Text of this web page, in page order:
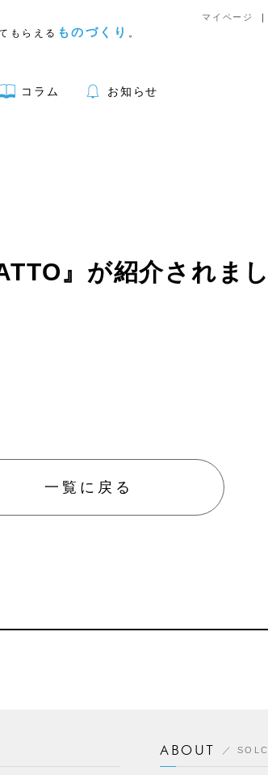
もらえる ものづくり 。
マイページ
コラム お知らせ
』が紹介されま
一覧に戻る
ABOUT